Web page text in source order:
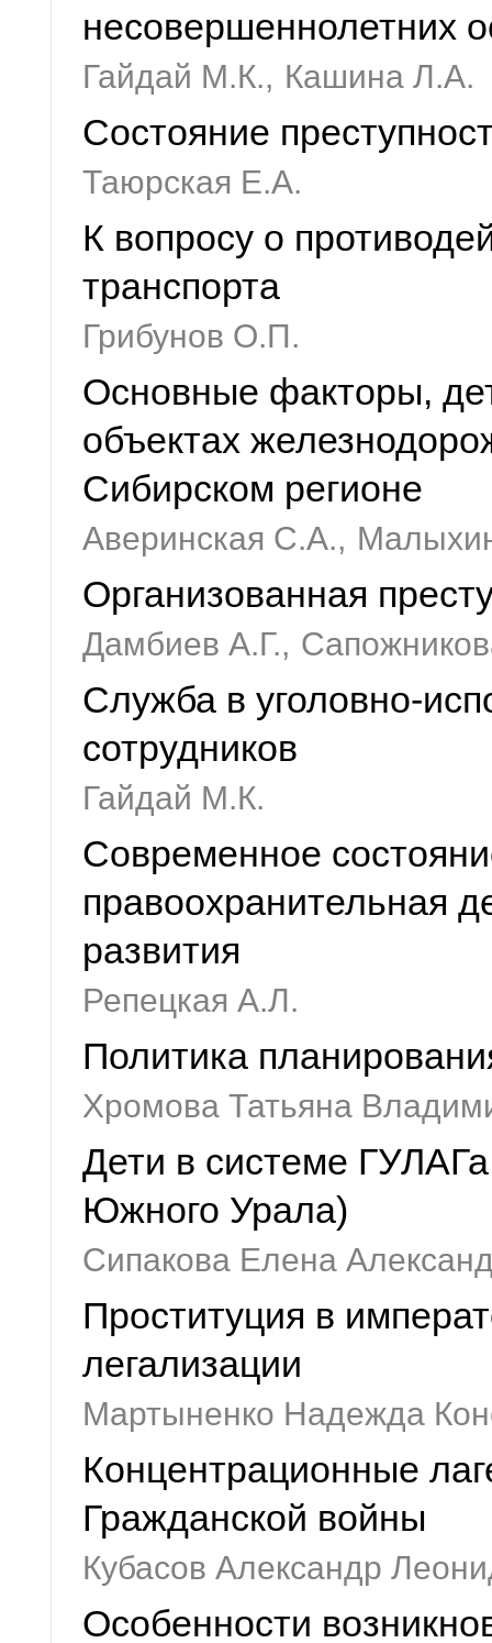
несовершеннолетних
Гайдай М.К., Кашина Л.А.
Состояние
Таюрская Е.А.
К вопросу о
транспорта
Грибунов О.П.
Основные факторы,
объектах
Сибирском регионе
Аверинская С.А.,
Организованная
Дамбиев А.Г.,
Служба в уголовно-
сотрудников
Гайдай М.К.
Современное
правоохранительная
развития
Репецкая А.Л.
Политика
Хромова Татьяна
Дети в системе
Южного Урала)
Сипакова Елена
Проституция в
легализации
Мартыненко Надежда
Концентрационные
Гражданской войны
Кубасов Александр
Особенности